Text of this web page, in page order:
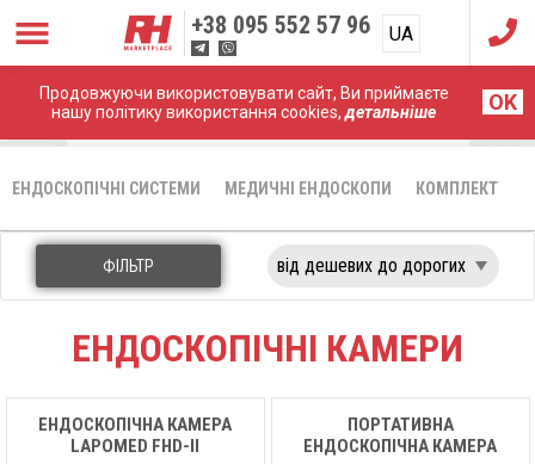
Продовжуючи використовувати сайт, Ви приймаєте
нашу політику використання cookies,детальніше OK
+38 095 552 57 96 UA
RU
Головна
Комплектуючі Ендоскопних систем
Ендоскопічні камери
ЕНДОСКОПІЧНІ СИСТЕМИ МЕДИЧНІ ЕНДОСКОПИ
ФІЛЬТР
ЕНДОСКОПІЧНІ КАМЕРИ
ЕНДОСКОПІЧНА КАМЕРА
LAPOMED FHD-II
ПОРТАТИВНА
ЕНДОСКОПІЧНА КАМЕРА